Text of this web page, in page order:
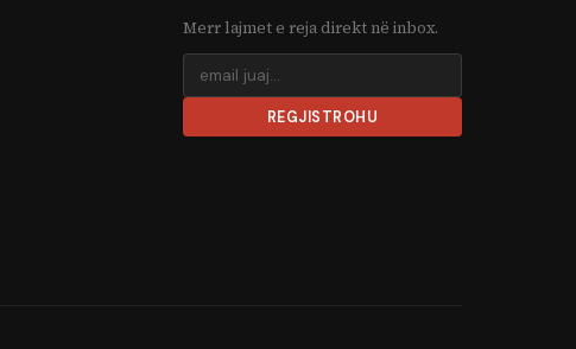
Merr lajmet e reja direkt në inbox.
REGJISTROHU